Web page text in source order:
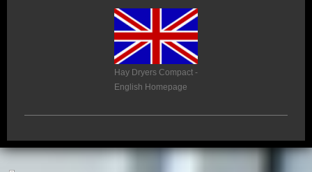
Hay Dryers Compact -
English Homepage